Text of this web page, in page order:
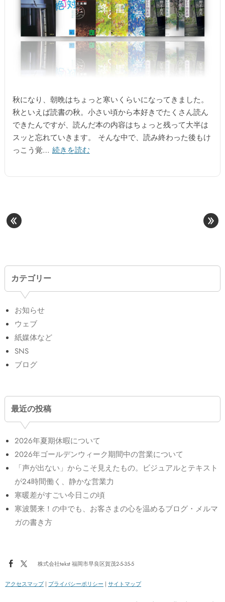
秋になり、朝晩はちょっと寒いくらいになってきました。
秋といえば読書の秋。小さい頃から本好きでたくさん読ん
できたんですが、読んだ本の内容はちょっと残って大半は
スッと忘れていきます。 そんな中で、読み終わった後もけ
っこう覚… 続きを読む
»
«
カテゴリー
お知らせ
ウェブ
紙媒体など
SNS
ブログ
最近の投稿
2026年夏期休暇について
2026年ゴールデンウィーク期間中の営業について
「声が出ない」からこそ見えたもの。ビジュアルとテキスト
が24時間働く、静かな営業力
寒暖差がすごい今日この頃
寒波襲来！の中でも、お客さまの心を温めるブログ・メルマ
ガの書き方
株式会社tekst 福岡市早良区賀茂2-5-35-5
アクセスマップ| プライバシーポリシー | サイトマップ